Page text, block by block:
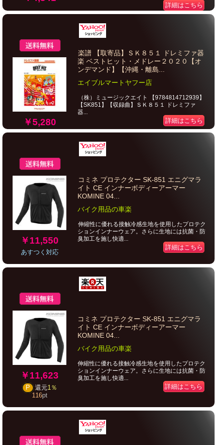
詳細はこちら
￥5,280
楽譜 【取寄品】ＳＫ８５１ ドレミファ器
楽 ベストヒット・メドレー２０２０【オ
ンデマンド】【沖縄・離島...
エイブルマートヤフー店
（株）ミュージックエイト 【9784814712939】
【SK851】【収録曲】ＳＫ８５１ ドレミファ
器...
詳細はこちら
￥11,550
あすつく対応
コミネ プロテクター SK-851 エニグマラ
イト CE インナーボディーアーマー
KOMINE 04...
バイク用品の車楽
伸縮性に優れる接触冷感生地を使用したプロテク
ションインナーウェア。さらに生地には抗菌・防
臭加工を施し快適...
詳細はこちら
￥11,623
P 還元1％
116pt
コミネ プロテクター SK-851 エニグマラ
イト CE インナーボディーアーマー
KOMINE 04...
バイク用品の車楽
伸縮性に優れる接触冷感生地を使用したプロテク
ションインナーウェア。さらに生地には抗菌・防
臭加工を施し快適...
詳細はこちら